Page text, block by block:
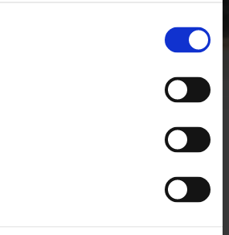
sieben Ausstellungstafeln ist dem Maler,